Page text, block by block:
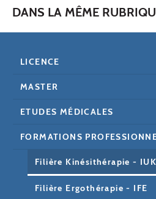
DANS LA MÊME
LICENCE
MASTER
ETUDES MÉDICALES
FORMATIONS
Filière Kinésithérapie - IUK
Filière Ergothérapie - IFE